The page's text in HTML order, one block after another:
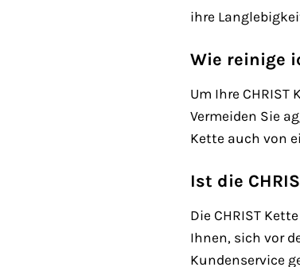
ihre
Wie reinige
Um Ihre
Vermeiden Sie
Kette auch von
Ist die
Die CHRIST
Ihnen, sich vor
Kundenservice